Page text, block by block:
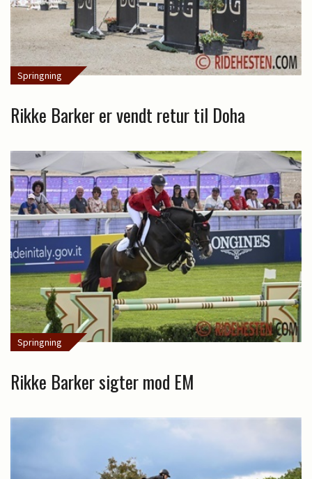
Springning
Rikke Barker er vendt retur til Doha
Springning
Rikke Barker sigter mod EM